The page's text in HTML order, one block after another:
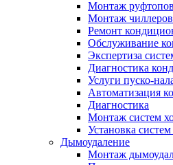
Монтаж
Монтаж чиллеров
Ремонт
Обслуживание
Экспертиза
Диагностика
Услуги пуско-
Автоматизация
Диагностика
Монтаж систем
Установка
Дымоудаление
Монтаж